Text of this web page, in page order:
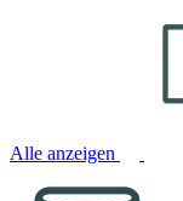
Alle anzeigen